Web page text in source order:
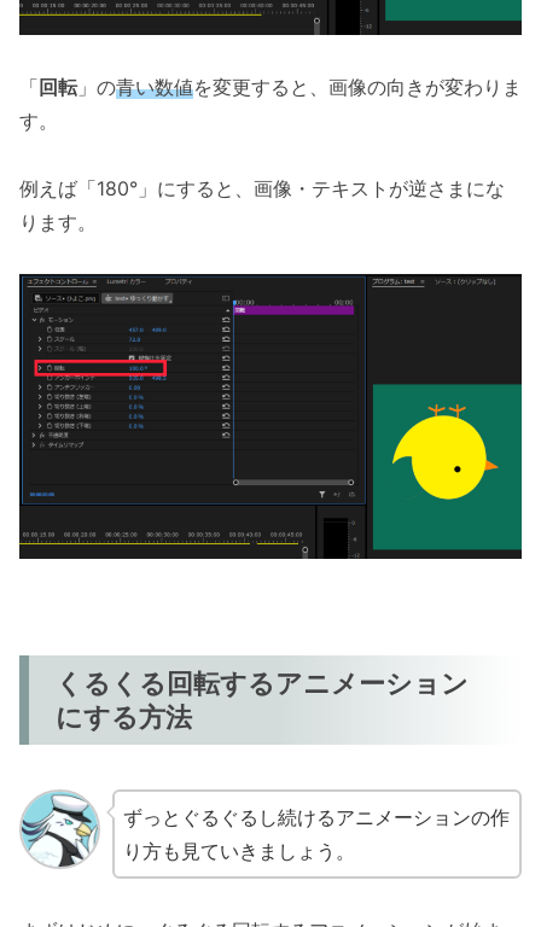
「回転」の青い数値を変更すると、画像の向きが変わりま
す。
例えば「180°」にすると、画像・テキストが逆さまにな
ります。
くるくる回転するアニメーション
にする方法
ずっとぐるぐるし続けるアニメーションの作
り方も見ていきましょう。